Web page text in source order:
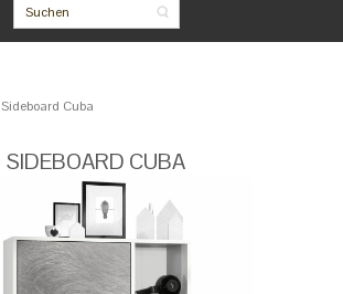
Sideboard Cuba
SIDEBOARD CUBA